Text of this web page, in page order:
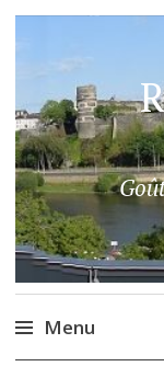
Menu